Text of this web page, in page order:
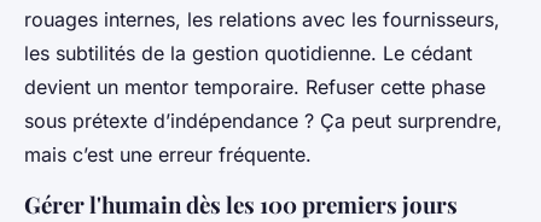
rouages internes, les relations avec les fournisseurs,
les subtilités de la gestion quotidienne. Le cédant
devient un mentor temporaire. Refuser cette phase
sous prétexte d’indépendance ? Ça peut surprendre,
mais c’est une erreur fréquente.
Gérer l'humain dès les 100 premiers jours